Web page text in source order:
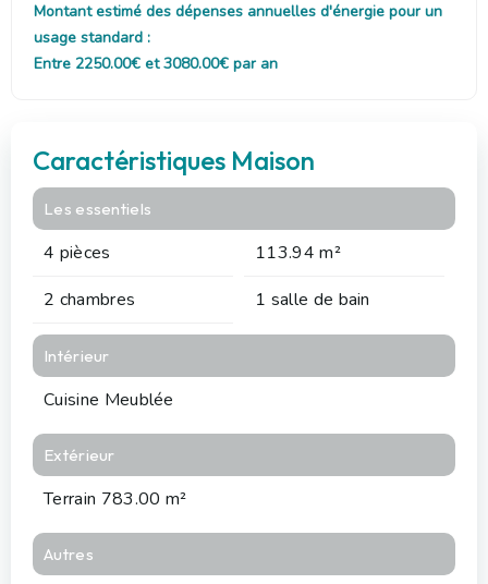
Montant estimé des dépenses annuelles d'énergie pour un
usage standard :
Entre 2250.00€ et 3080.00€ par an
Caractéristiques Maison
Les essentiels
4 pièces
113.94 m²
2 chambres
1 salle de bain
Intérieur
Cuisine Meublée
Extérieur
Terrain 783.00 m²
Autres